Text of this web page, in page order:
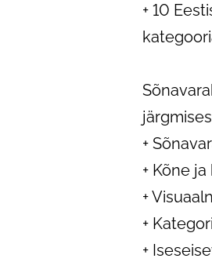
+ 10
+
+ Kõne
+
+
+